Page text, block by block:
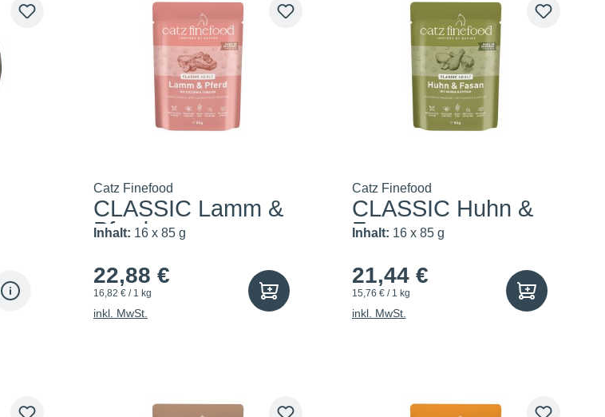
Catz Finefood
CLASSIC Lamm &
Pferd
Inhalt: 16 x 85 g
22,88 €
16,82 € / 1 kg
inkl. MwSt.
Catz Finefood
CLASSIC Huhn &
Fasan
Inhalt: 16 x 85 g
21,44 €
15,76 € / 1 kg
inkl. MwSt.